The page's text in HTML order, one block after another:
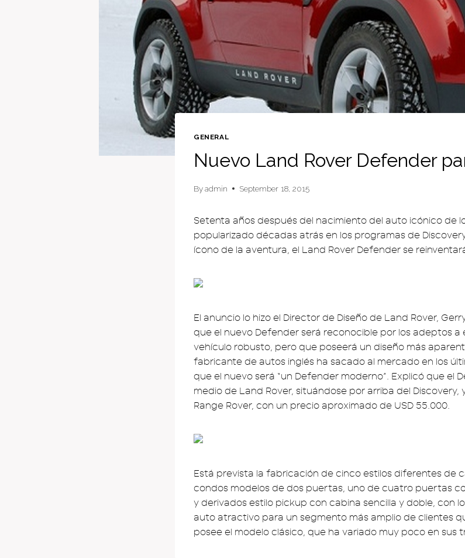
GENERAL
Nuevo Land Rover Defender
Byadmin September 18, 2015
Setenta años después del nacimiento del auto icónico de
popularizado décadas atrás en los programas de
ícono de la aventura, el Land Rover Defender se
El anuncio lo hizo el Director de Diseño de Land Rover,
que el nuevo Defender será reconocible por los adeptos a
vehículo robusto, pero que poseerá un diseño más
fabricante de autos inglés ha sacado al mercado en los
que el nuevo será “un Defender moderno”. Explicó que el
medio de Land Rover, situándose por arriba del
Range Rover, con un precio aproximado de USD 55.000.
Está prevista la fabricación de cinco estilos diferentes de
condos modelos de dos puertas, uno de cuatro puertas
y derivados estilo pickup con cabina sencilla y doble, con
auto atractivo para un segmento más amplio de clientes
posee el modelo clásico, que ha variado muy poco en sus